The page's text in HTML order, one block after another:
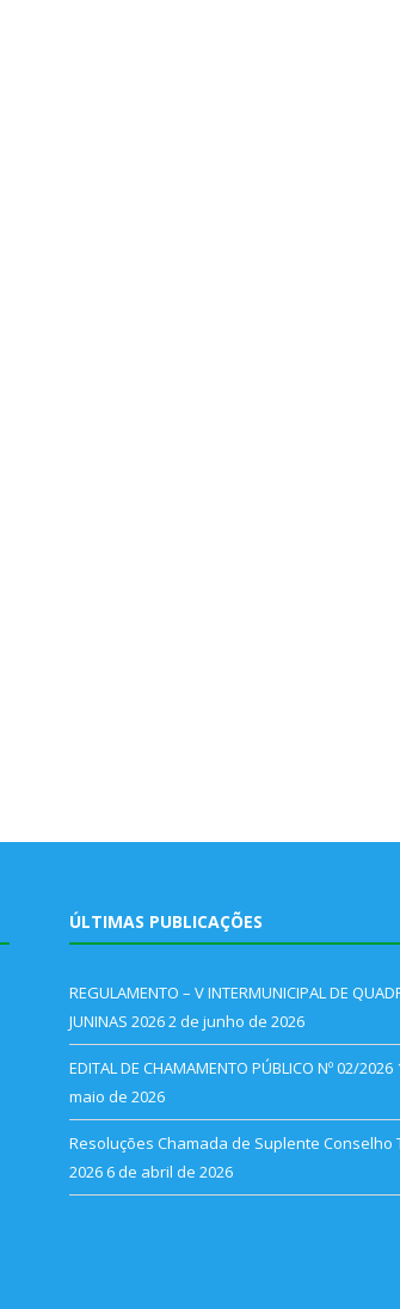
ÚLTIMAS PUBLICAÇÕES
REGULAMENTO – V INTERMUNICIPAL DE
JUNINAS 20262 de junho de 2026
EDITAL DE CHAMAMENTO PÚBLICO Nº 02/2026
maio de 2026
Resoluções Chamada de Suplente Conselho
2026 6 de abril de 2026